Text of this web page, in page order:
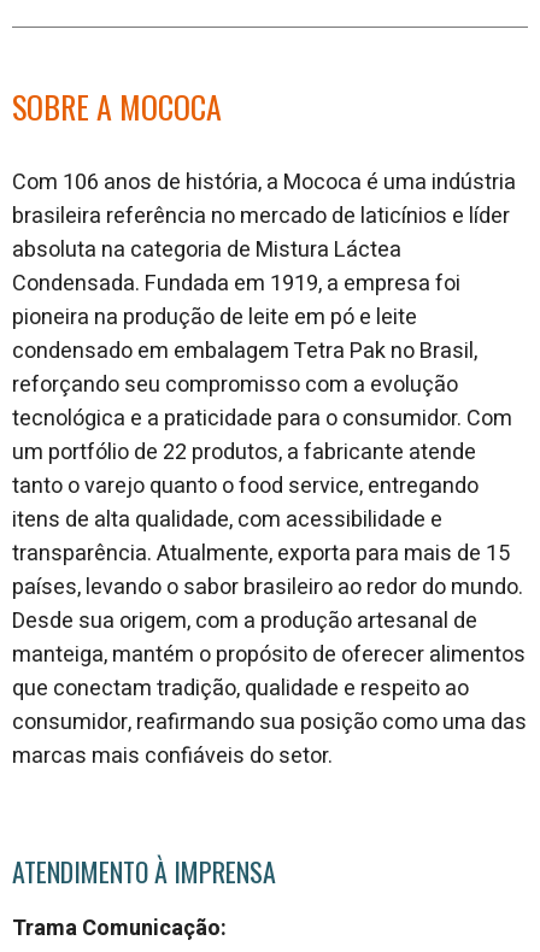
SOBRE A MOCOCA
Com 106 anos de história, a Mococa é uma indústria
brasileira referência no mercado de laticínios e líder
absoluta na categoria de Mistura Láctea
Condensada. Fundada em 1919, a empresa foi
pioneira na produção de leite em pó e leite
condensado em embalagem Tetra Pak no Brasil,
reforçando seu compromisso com a evolução
tecnológica e a praticidade para o consumidor. Com
um portfólio de 22 produtos, a fabricante atende
tanto o varejo quanto o food service, entregando
itens de alta qualidade, com acessibilidade e
transparência. Atualmente, exporta para mais de 15
países, levando o sabor brasileiro ao redor do mundo.
Desde sua origem, com a produção artesanal de
manteiga, mantém o propósito de oferecer alimentos
que conectam tradição, qualidade e respeito ao
consumidor, reafirmando sua posição como uma das
marcas mais confiáveis do setor.
ATENDIMENTO À IMPRENSA
Trama Comunicação: